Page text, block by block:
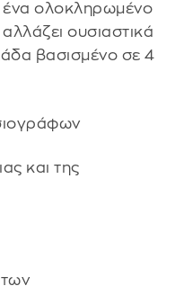
ολοκληρωμένο
ουσιαστικά
βασισμένο σε 4
και της